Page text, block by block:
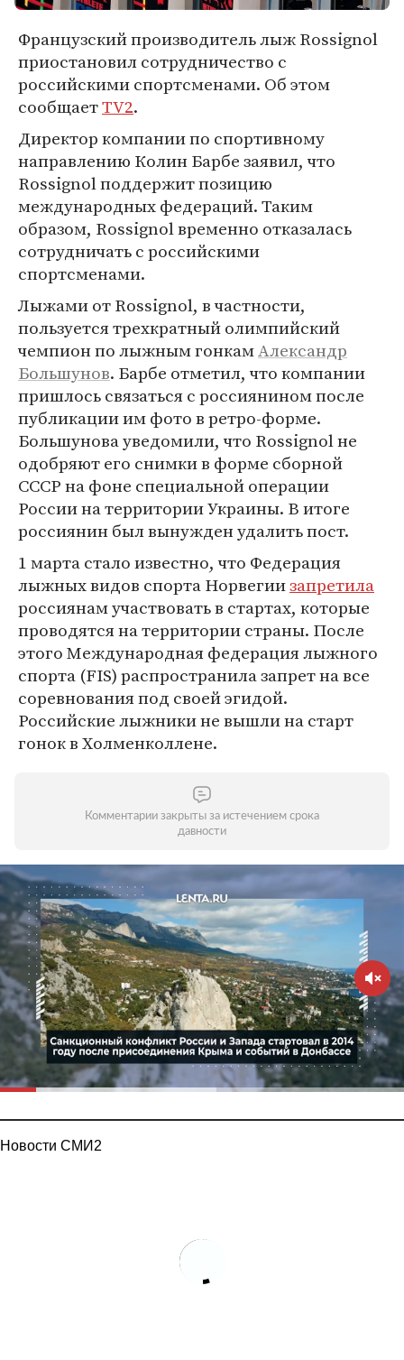
Французский производитель лыж Rossignol
приостановил сотрудничество с
российскими спортсменами. Об этом
сообщаетTV2.
Директор компании по спортивному
направлению Колин Барбе заявил, что
Rossignol поддержит позицию
международных федераций. Таким
образом, Rossignol временно отказалась
сотрудничать с российскими
спортсменами.
Лыжами от Rossignol, в частности,
пользуется трехкратный олимпийский
чемпион по лыжным гонкамАлександр
Большунов. Барбе отметил, что компании
пришлось связаться с россиянином после
публикации им фото в ретро-форме.
Большунова уведомили, что Rossignol не
одобряют его снимки в форме сборной
СССР на фоне специальной операции
России на территории Украины. В итоге
россиянин был вынужден удалить пост.
1 марта стало известно, что Федерация
лыжных видов спорта Норвегиизапретила
россиянам участвовать в стартах, которые
проводятся на территории страны. После
этого Международная федерация лыжного
спорта (FIS) распространила запрет на все
соревнования под своей эгидой.
Российские лыжники не вышли на старт
гонок в Холменколлене.
Комментарии закрыты за истечением срока
давности
Новости СМИ2